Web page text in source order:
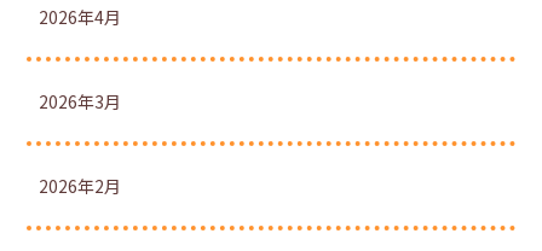
2026年4月
2026年3月
2026年2月